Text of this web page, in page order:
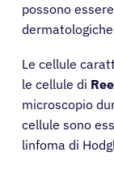
possono
Le cellule
le cellule di
microscopio
cellule sono
linfoma di